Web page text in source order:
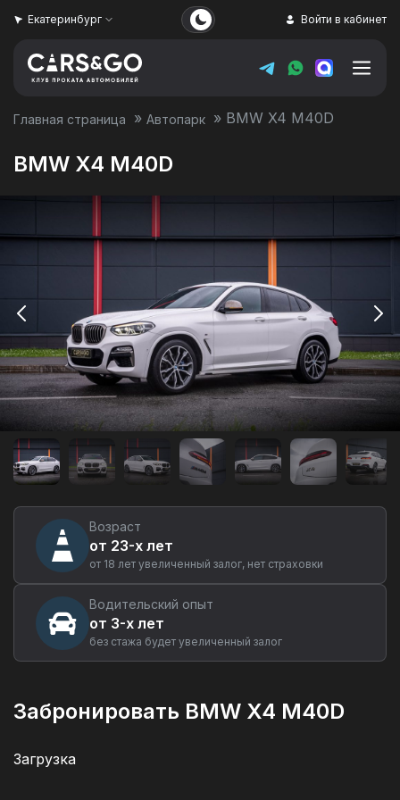
Екатеринбург Войти в кабинет
Главная страница » Автопарк » BMW X4 M40D
BMW X4 M40D
Аренда
автомобиля
BMW
X4
ЕкатеринбургеВозраст
от 23-х лет
от 18 лет увеличенный залог, нет страховки
Водительский опыт
от 3-х лет
без стажа будет увеличенный залог
Забронировать BMW X4 M40D
Загрузка